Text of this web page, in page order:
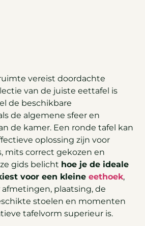
vereist doordachte
van de juiste eettafel is
de beschikbare
de algemene sfeer en
de kamer. Een ronde tafel kan
oplossing zijn voor
mits correct gekozen en
gids belicht hoe je de ideale
voor een kleine eethoek,
plaatsing, de
stoelen en momenten
tafelvorm superieur is.